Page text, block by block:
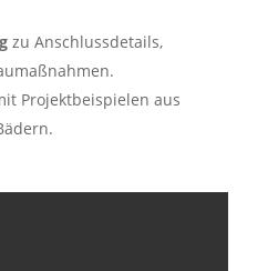
zu Anschlussdetails,
Projektbeispielen aus